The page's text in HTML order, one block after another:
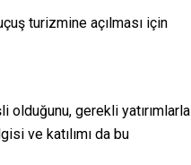
turizmine açılması için
olduğunu, gerekli yatırımlarla
ve katılımı da bu